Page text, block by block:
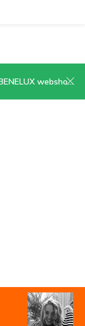
| CLICK HERE NOW!